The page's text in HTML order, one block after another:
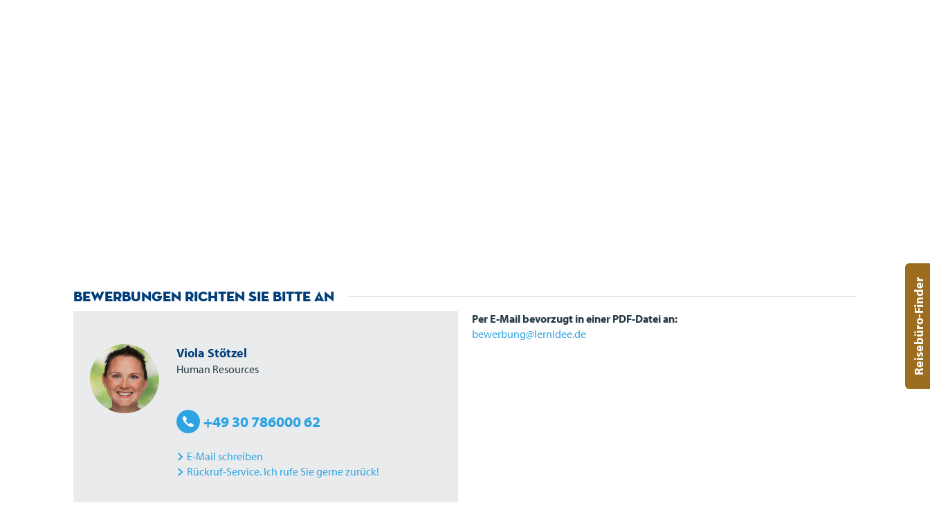
Bewerbungen richten Sie bitte an
Viola Stötzel
Human Resources
+49 30 786000 62
E-Mail schreiben
Rückruf-Service. Ich rufe Sie gerne zurück!
Per E-Mail bevorzugt in einer PDF-Datei an:
bewerbung@lernidee.de
Reisebüro-Finder